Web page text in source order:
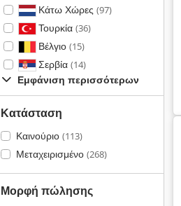
Κάτω Χώρες (97)
Τουρκία (36)
Βέλγιο (15)
Σερβία (14)
Εμφάνιση περισσότερων
Κατάσταση
Καινούριο (113)
Μεταχειρισμένο (268)
Μορφή πώλησης